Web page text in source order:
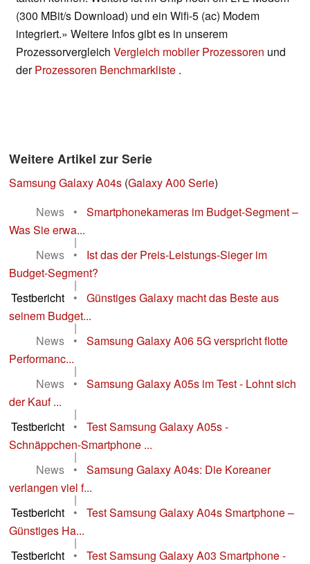
(300 MBit/s Download) und ein Wifi-5 (ac) Modem
integriert.» Weitere Infos gibt es in unserem
Prozessorvergleich Vergleich mobiler Prozessoren und
derProzessoren Benchmarkliste .
Weitere Artikel zur Serie
Samsung Galaxy A04s (Galaxy A00 Serie)
News
•
Smartphonekameras im Budget-Segment –
Was Sie erwa...
|
News
•
Ist das der Preis-Leistungs-Sieger im
Budget-Segment?
|
Testbericht
•
Günstiges Galaxy macht das Beste aus
seinem Budget...
|
News
•
Samsung Galaxy A06 5G verspricht flotte
Performanc...
|
News
•
Samsung Galaxy A05s im Test - Lohnt sich
der Kauf ...
|
Testbericht
•
Test Samsung Galaxy A05s -
Schnäppchen-Smartphone ...
|
News
•
Samsung Galaxy A04s: Die Koreaner
verlangen viel f...
|
Testbericht
•
Test Samsung Galaxy A04s Smartphone –
Günstiges Ha...
|
Testbericht
•
Test Samsung Galaxy A03 Smartphone -